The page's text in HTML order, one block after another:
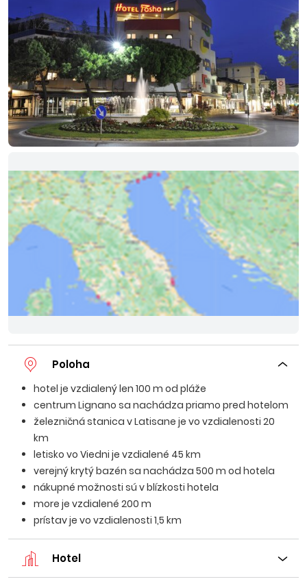
Poloha
hotel je vzdialený len 100 m od pláže
centrum Lignano sa nachádza priamo pred hotelom
železničná stanica v Latisane je vo vzdialenosti 20
km
letisko vo Viedni je vzdialené 45 km
verejný krytý bazén sa nachádza 500 m od hotela
nákupné možnosti sú v blízkosti hotela
more je vzdialené 200 m
prístav je vo vzdialenosti 1,5 km
Hotel